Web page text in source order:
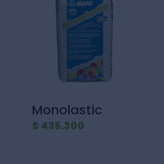
Monolastic
$ 435.300